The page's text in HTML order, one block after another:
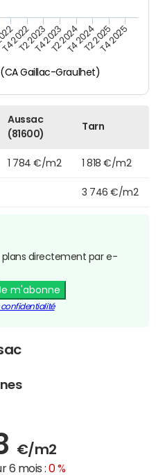
Gaillac-Graulhet)
T4 2022T2 2023T4 2023T2 2024T4 2024T2 2025T4 2025
Aussac
(81600)
Tarn
1 784 €/m2 1 818 €/m2
3 746 €/m2
plans directement par e-
m'abonne
confidentialité
€/m2
6 mois :0 %